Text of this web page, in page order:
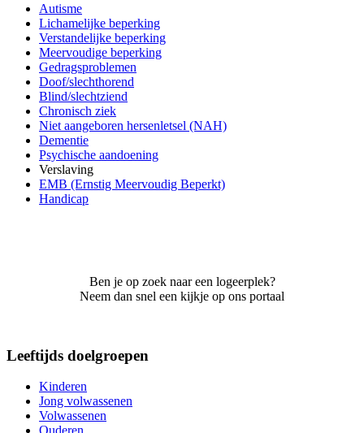
Autisme
Lichamelijke beperking
Verstandelijke beperking
Meervoudige beperking
Gedragsproblemen
Doof/slechthorend
Blind/slechtziend
Chronisch ziek
Niet aangeboren hersenletsel (NAH)
Dementie
Psychische aandoening
Verslaving
EMB (Ernstig Meervoudig Beperkt)
Handicap
Ben je op zoek naar een logeerplek?
Neem dan snel een kijkje op ons portaal
Leeftijds doelgroepen
Kinderen
Jong volwassenen
Volwassenen